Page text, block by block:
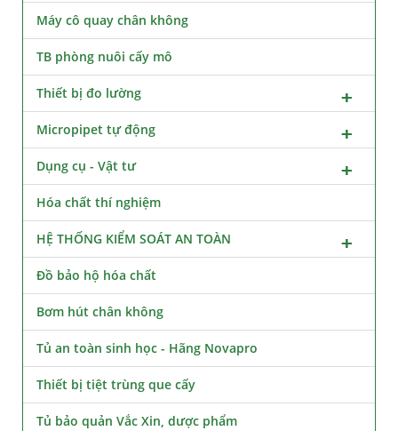
Máy cô quay chân không
TB phòng nuôi cấy mô
Thiết bị đo lường
Micropipet tự động
Dụng cụ - Vật tư
Hóa chất thí nghiệm
HỆ THỐNG KIỂM SOÁT AN TOÀN
Đồ bảo hộ hóa chất
Bơm hút chân không
Tủ an toàn sinh học - Hãng Novapro
Thiết bị tiệt trùng que cấy
Tủ bảo quản Vắc Xin, dược phẩm